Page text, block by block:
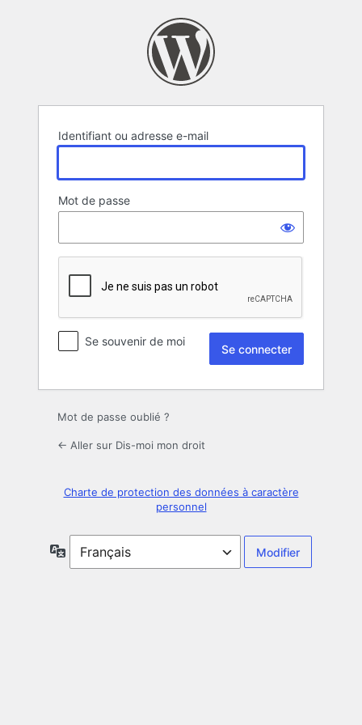
Identifiant ou adresse e-mail
Mot de passe
Se souvenir de moi
Mot de passe oublié ?
← Aller sur Dis-moi mon droit
Charte de protection des données à caractère
personnel
Langue